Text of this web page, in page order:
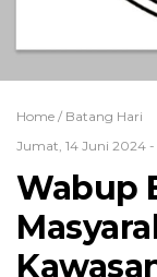
Home / Batang Hari
Jumat, 14 Juni 2024
Wabup